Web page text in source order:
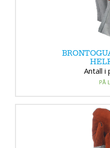
Antall i
PÅ